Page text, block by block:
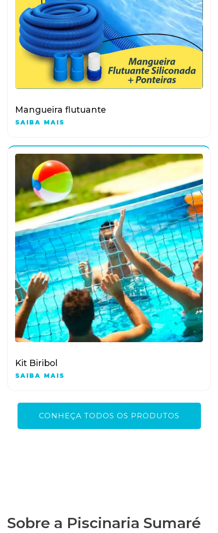
Mangueira flutuante
SAIBA MAIS
Kit Biribol
SAIBA MAIS
CONHEÇA TODOS OS PRODUTOS
Sobre a Piscinaria Sumaré